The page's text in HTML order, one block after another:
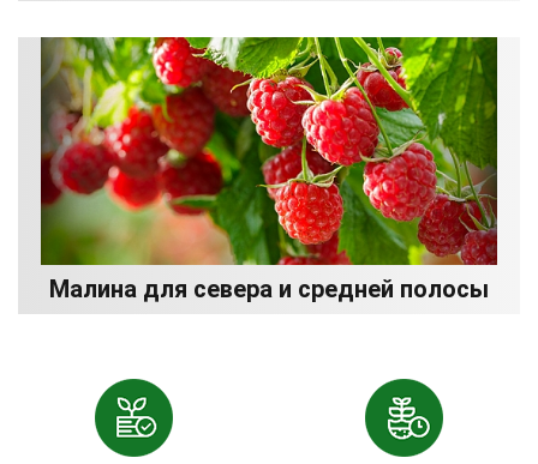
Малина для севера и средней полосы